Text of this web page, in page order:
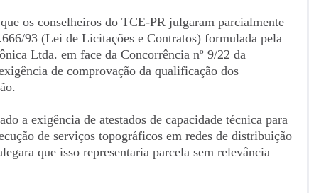
os conselheiros do TCE-PR julgaram parcialmente
93 (Lei de Licitações e Contratos) formulada pela
Ltda. em face da Concorrência nº 9/22 da
de comprovação da qualificação dos
a exigência de atestados de capacidade técnica para
de serviços topográficos em redes de distribuição
que isso representaria parcela sem relevância